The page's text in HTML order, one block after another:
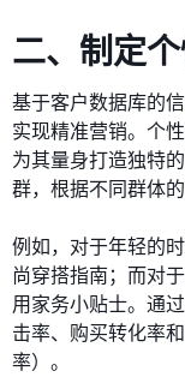
二、制定
基于客户数据库的
实现精准营销。个
为其量身打造独特
群，根据不同群体
例如，对于年轻的
尚穿搭指南；而对
用家务小贴士。通
击率、购买转化率
率）。